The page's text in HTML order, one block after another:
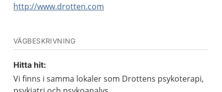
http://www.drotten.com
VÄGBESKRIVNING
Hitta hit:
Vi finns i samma lokaler som Drottens psykoterapi,